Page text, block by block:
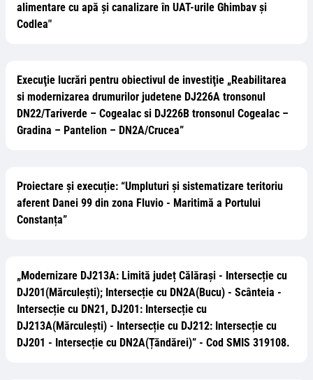
alimentare cu apă și canalizare în UAT-urile Ghimbav și
Codlea"
Execuţie lucrări pentru obiectivul de investiţie „Reabilitarea
si modernizarea drumurilor judetene DJ226A tronsonul
DN22/Tariverde – Cogealac si DJ226B tronsonul Cogealac –
Gradina – Pantelion – DN2A/Crucea”
Proiectare și execuție: “Umpluturi și sistematizare teritoriu
aferent Danei 99 din zona Fluvio - Maritimă a Portului
Constanța”
„Modernizare DJ213A: Limită județ Călărași - Intersecție cu
DJ201(Mărculești); Intersecție cu DN2A(Bucu) - Scânteia -
Intersecție cu DN21, DJ201: Intersecție cu
DJ213A(Mărculești) - Intersecție cu DJ212: Intersecție cu
DJ201 - Intersecție cu DN2A(Țăndărei)” - Cod SMIS 319108.